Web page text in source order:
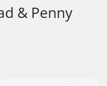
& Penny